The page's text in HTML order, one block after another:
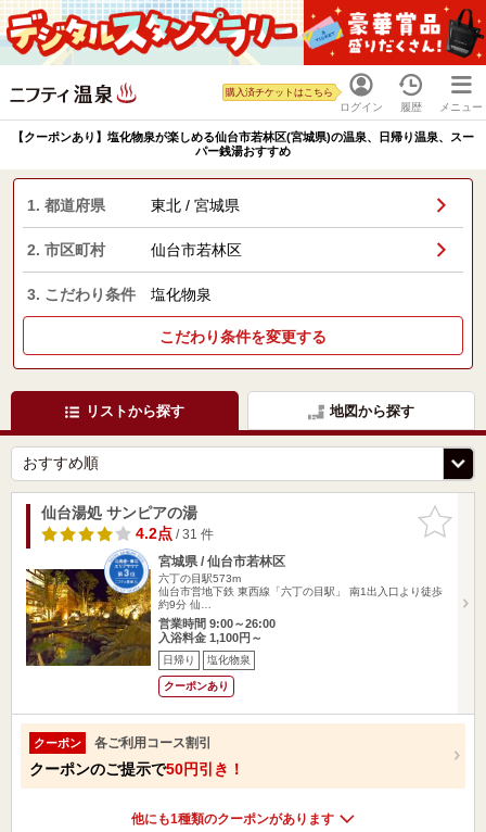
ログイン
購入済チケットはこちら
履歴 メニュー
【クーポンあり】塩化物泉が楽しめる仙台市若林区(宮城県)の温泉、日帰り温泉、スー
パー銭湯おすすめ
1. 都道府県 東北 / 宮城県
2. 市区町村 仙台市若林区
3. こだわり条件 塩化物泉
こだわり条件を変更する
リストから探す 地図から探す
お気に入
りに追加
仙台湯処 サンピアの湯
4.2点/ 31 件
宮城県 / 仙台市若林区
六丁の目駅573m
仙台市営地下鉄 東西線「六丁の目駅」 南1出入口より徒歩
約9分 仙…
営業時間 9:00～26:00
入浴料金 1,100円～
日帰り 塩化物泉
クーポンあり
クーポン 各ご利用コース割引
クーポンのご提示で50円引き！
他にも1種類のクーポンがあります